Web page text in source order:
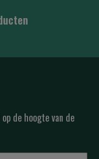
de hoogte van de